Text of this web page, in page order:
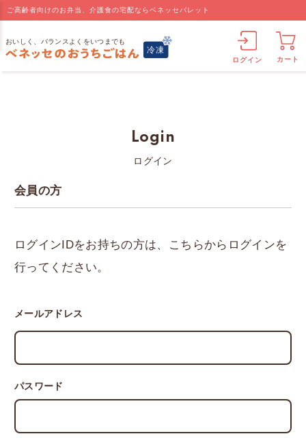
ご高齢者向けのお弁当、介護食の宅配ならベネッセパレット
ログイン カート
Login
ログイン
会員の方
ログインIDをお持ちの方は、こちらからログインを
行ってください。
メールアドレス
パスワード